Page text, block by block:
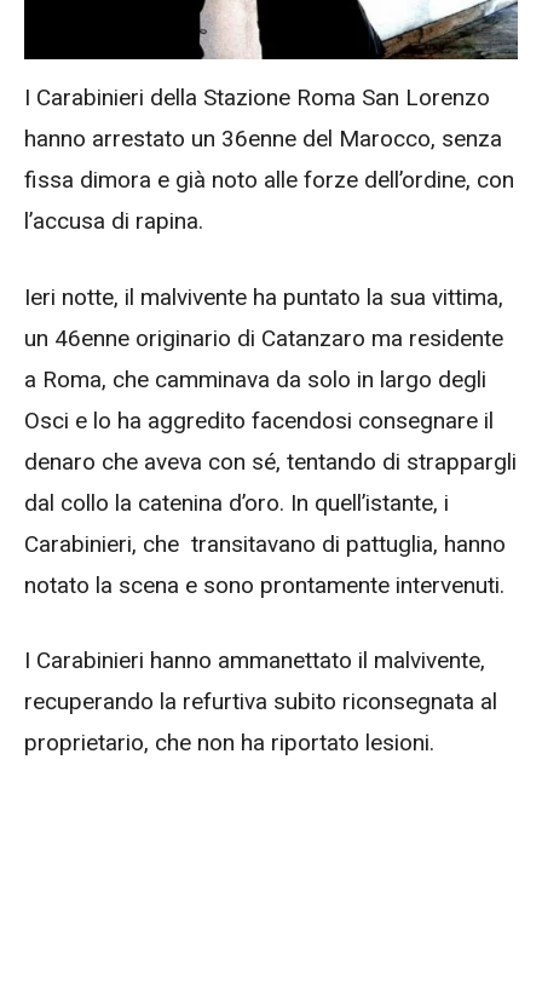
I Carabinieri della Stazione Roma San Lorenzo
hanno arrestato un 36enne del Marocco, senza
fissa dimora e già noto alle forze dell’ordine, con
l’accusa di rapina.
Ieri notte, il malvivente ha puntato la sua vittima,
un 46enne originario di Catanzaro ma residente
a Roma, che camminava da solo in largo degli
Osci e lo ha aggredito facendosi consegnare il
denaro che aveva con sé, tentando di strappargli
dal collo la catenina d’oro. In quell’istante, i
Carabinieri, che transitavano di pattuglia, hanno
notato la scena e sono prontamente intervenuti.
I Carabinieri hanno ammanettato il malvivente,
recuperando la refurtiva subito riconsegnata al
proprietario, che non ha riportato lesioni.